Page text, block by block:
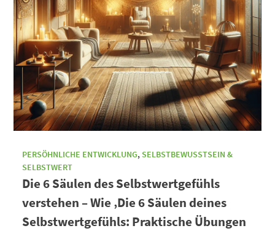
PERSÖHNLICHE ENTWICKLUNG, SELBSTBEWUSSTSEIN &
SELBSTWERT
Die 6 Säulen des Selbstwertgefühls
verstehen – Wie ‚Die 6 Säulen deines
Selbstwertgefühls: Praktische Übungen